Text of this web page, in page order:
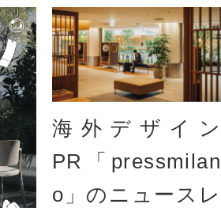
海外デザイン
PR「pressmilan
o」のニュースレ